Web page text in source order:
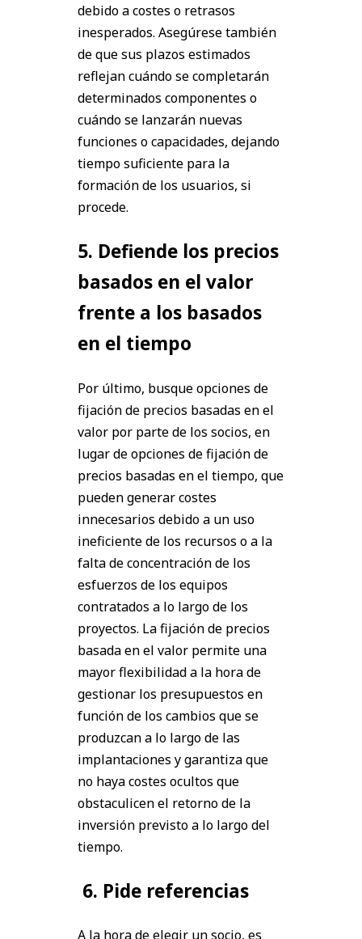
debido a costes o retrasos
inesperados. Asegúrese también
de que sus plazos estimados
reflejan cuándo se completarán
determinados componentes o
cuándo se lanzarán nuevas
funciones o capacidades, dejando
tiempo suficiente para la
formación de los usuarios, si
procede.
5. Defiende los precios
basados en el valor
frente a los basados
en el tiempo
Por último, busque opciones de
fijación de precios basadas en el
valor por parte de los socios, en
lugar de opciones de fijación de
precios basadas en el tiempo, que
pueden generar costes
innecesarios debido a un uso
ineficiente de los recursos o a la
falta de concentración de los
esfuerzos de los equipos
contratados a lo largo de los
proyectos. La fijación de precios
basada en el valor permite una
mayor flexibilidad a la hora de
gestionar los presupuestos en
función de los cambios que se
produzcan a lo largo de las
implantaciones y garantiza que
no haya costes ocultos que
obstaculicen el retorno de la
inversión previsto a lo largo del
tiempo.
6. Pide referencias
A la hora de elegir un socio, es